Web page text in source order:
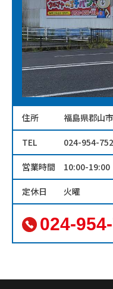
住所 福島県郡山
TEL 024-954-
営業時間 10:00-19:00
定休日 火曜
024-